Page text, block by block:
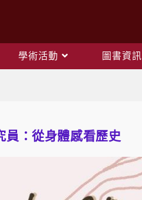
學術活動 圖書資訊
員：從身體感看歷史